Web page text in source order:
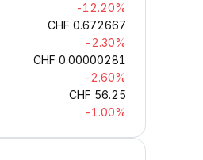
-12.20%
CHF 0.672667
-2.30%
CHF 0.00000281
-2.60%
CHF 56.25
-1.00%